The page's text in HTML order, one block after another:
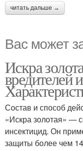
читать дальше →
Вас может
Искра
вредителей
Состав и способ
«Искра золотая» —
инсектицид. Он
защиты более чем